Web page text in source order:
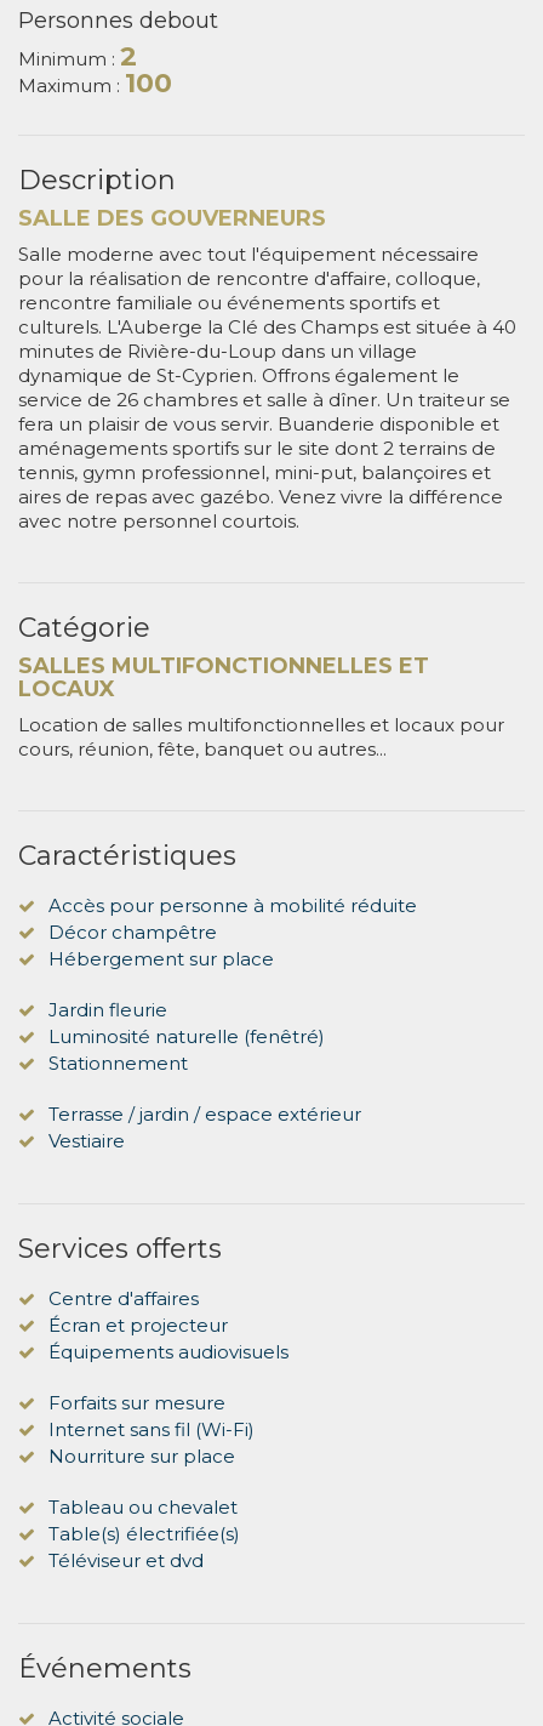
Personnes debout
Minimum : 2
Maximum : 100
Description
SALLE DES GOUVERNEURS
Salle moderne avec tout l'équipement nécessaire
pour la réalisation de rencontre d'affaire, colloque,
rencontre familiale ou événements sportifs et
culturels. L'Auberge la Clé des Champs est située à 40
minutes de Rivière-du-Loup dans un village
dynamique de St-Cyprien. Offrons également le
service de 26 chambres et salle à dîner. Un traiteur se
fera un plaisir de vous servir. Buanderie disponible et
aménagements sportifs sur le site dont 2 terrains de
tennis, gymn professionnel, mini-put, balançoires et
aires de repas avec gazébo. Venez vivre la différence
avec notre personnel courtois.
Catégorie
SALLES MULTIFONCTIONNELLES ET
LOCAUX
Location de salles multifonctionnelles et locaux pour
cours, réunion, fête, banquet ou autres...
Caractéristiques
Accès pour personne à mobilité réduite
Décor champêtre
Hébergement sur place
Jardin fleurie
Luminosité naturelle (fenêtré)
Stationnement
Terrasse / jardin / espace extérieur
Vestiaire
Services offerts
Centre d'affaires
Écran et projecteur
Équipements audiovisuels
Forfaits sur mesure
Internet sans fil (Wi-Fi)
Nourriture sur place
Tableau ou chevalet
Table(s) électrifiée(s)
Téléviseur et dvd
Événements
Activité sociale